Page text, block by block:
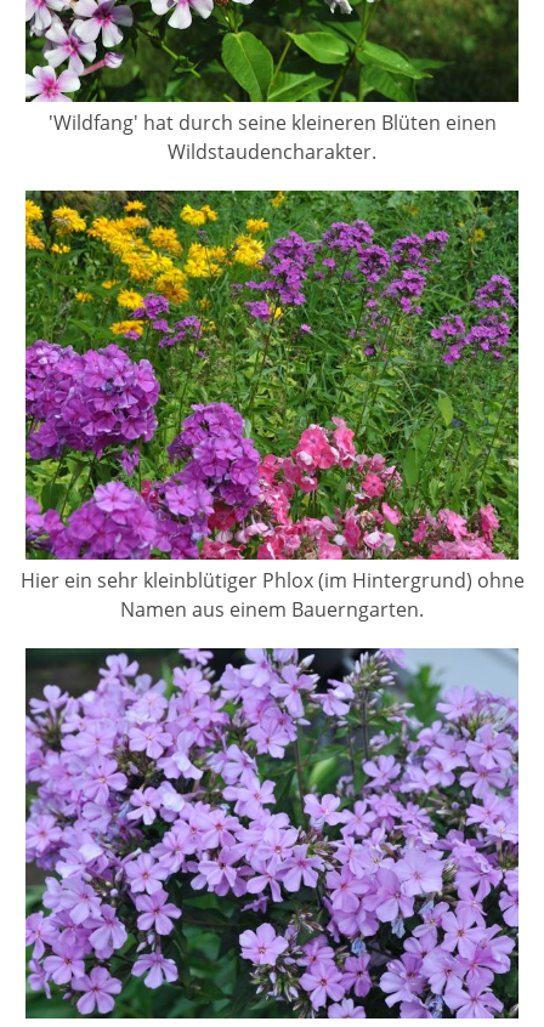
'Wildfang' hat durch seine kleineren Blüten einen
Wildstaudencharakter.
Hier ein sehr kleinblütiger Phlox (im Hintergrund) ohne
Namen aus einem Bauerngarten.